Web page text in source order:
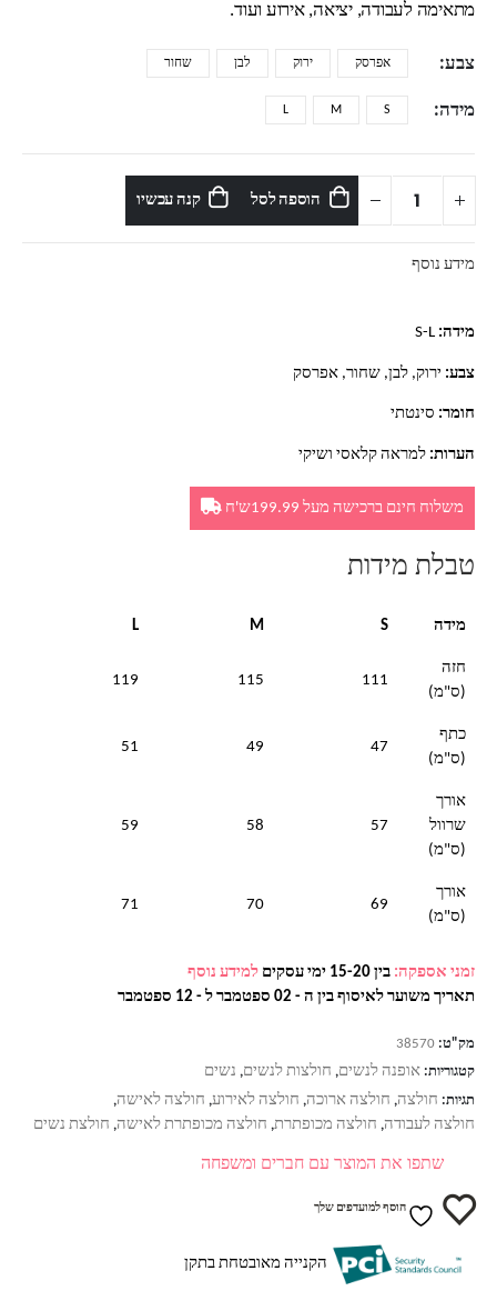
מתאימה לעבודה, יציאה, אירוע ועוד.
צבע אפרסק ירוק לבן שחור
מידה S
M
L
הוספה לסל קנה עכשיו
מידע נוסף
מידה: S-L
צבע: ירוק, לבן, שחור, אפרסק
חומר: סינטתי
הערות: למראה קלאסי ושיקי
משלוח חינם ברכישה מעל 199.99ש'ח
טבלת מידות
מידה S
M
L
חזה
(ס"מ)
111
115
119
כתף
(ס"מ)
47
49
51
אורך
שרוול
(ס"מ)
57
58
59
אורך
(ס"מ)
69
70
71
זמני אספקה: בין 15-20 ימי עסקים
למידע נוסף
תאריך משוער לאיסוף בין ה - 02 ספטמבר ל - 12 ספטמבר
מק"ט: 38570
קטגוריות: אופנה לנשים, חולצות לנשים, נשים
תגיות: חולצה, חולצה ארוכה, חולצה לאירוע, חולצה לאישה,
חולצה לעבודה, חולצה מכופתרת, חולצה מכופתרת לאישה, חולצת נשים
שתפו את המוצר עם חברים ומשפחה
הוסף למועדפים שלך
הקנייה מאובטחת בתקן